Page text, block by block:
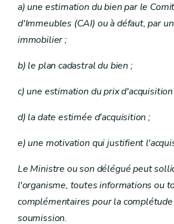
a) une estimation du bien par le
d'Immeubles (CAI) ou à défaut, par
immobilier ;
b) le plan cadastral du bien ;
c) une estimation du prix
d) la date estimée d'acquisition ;
e) une motivation qui justifient
Le Ministre ou son délégué peut
l'organisme, toutes informations ou
complémentaires pour la
soumission.